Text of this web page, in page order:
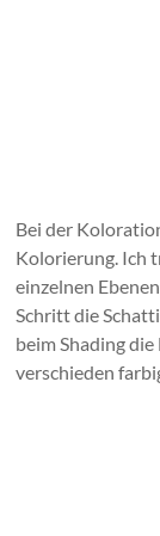
Bei der
Kolorierung. Ich
einzelnen
Schritt die
beim Shading
verschieden